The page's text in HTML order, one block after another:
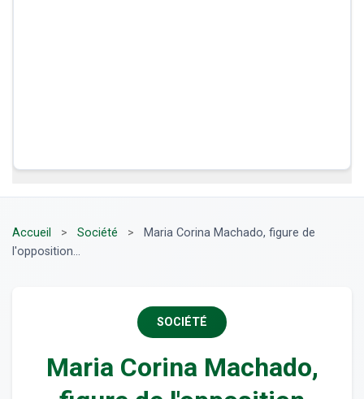
Accueil > Société >
Maria Corina Machado, figure de
l'opposition...
SOCIÉTÉ
Maria Corina Machado,